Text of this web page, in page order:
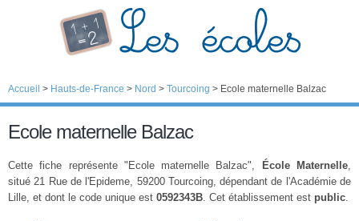
Accueil > Hauts-de-France > Nord > Tourcoing > Ecole maternelle Balzac
Ecole maternelle Balzac
Cette fiche représente "Ecole maternelle Balzac", École Maternelle,
situé 21 Rue de l'Epideme, 59200 Tourcoing, dépendant de l'Académie de
Lille, et dont le code unique est 0592343B. Cet établissement est public.